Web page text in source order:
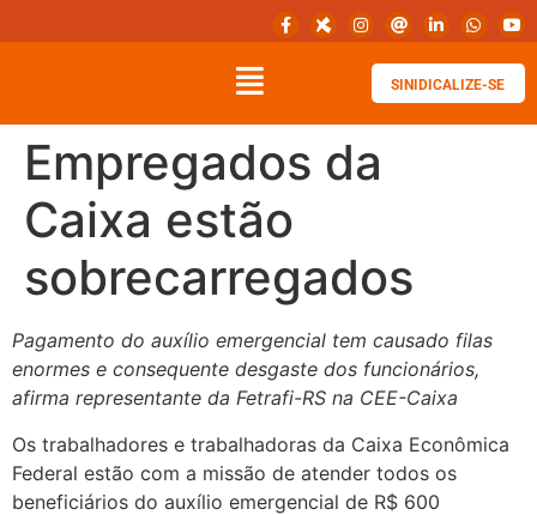
SINIDICALIZE-SE
Empregados da
Caixa estão
sobrecarregados
Pagamento do auxílio emergencial tem causado filas
enormes e consequente desgaste dos funcionários,
afirma representante da Fetrafi-RS na CEE-Caixa
Os trabalhadores e trabalhadoras da Caixa Econômica
Federal estão com a missão de atender todos os
beneficiários do auxílio emergencial de R$ 600